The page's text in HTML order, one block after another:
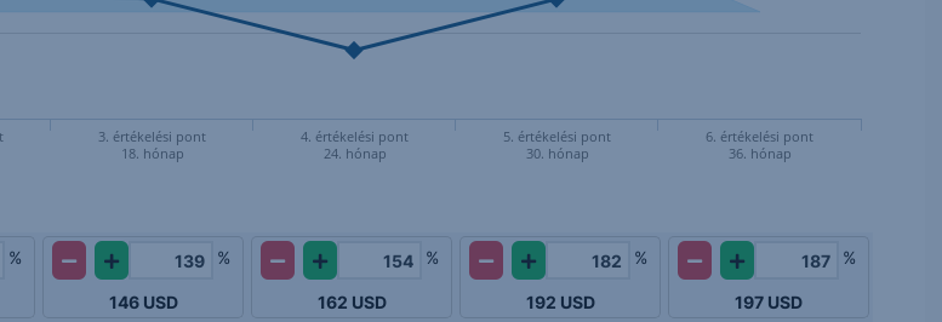
3. értékelési pont
18. hónap
4. értékelési pont
24. hónap
5. értékelési pont
30. hónap
6. értékelési pont
36. hónap
% %
146 USD
%
162 USD
%
192 USD
%
197 USD